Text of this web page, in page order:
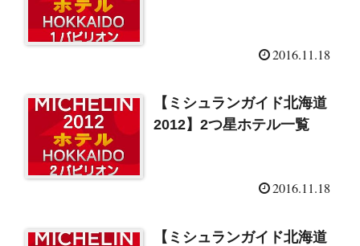
2016.11.18
【ミシュランガイド北海道
2012】2つ星ホテル一覧
2016.11.18
【ミシュランガイド北海道